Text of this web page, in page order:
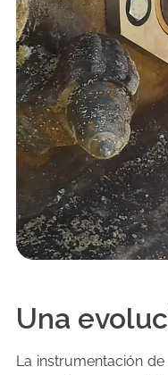
Una
La instrumentación